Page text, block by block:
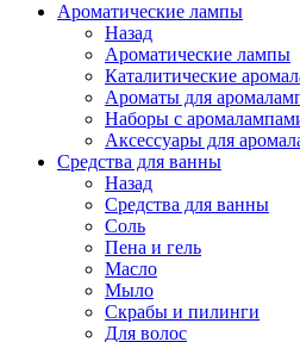
Ароматические лампы
Назад
Ароматические лампы
Каталитические
Ароматы для
Наборы с
Аксессуары для
Средства для ванны
Назад
Средства для ванны
Соль
Пена и гель
Масло
Мыло
Скрабы и пилинги
Для волос